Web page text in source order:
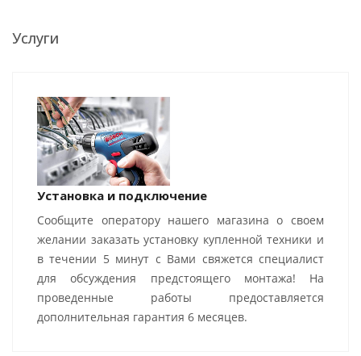
Услуги
Установка и подключение
Сообщите оператору нашего магазина о своем
желании заказать установку купленной техники и
в течении 5 минут с Вами свяжется специалист
для обсуждения предстоящего монтажа! На
проведенные работы предоставляется
дополнительная гарантия 6 месяцев.